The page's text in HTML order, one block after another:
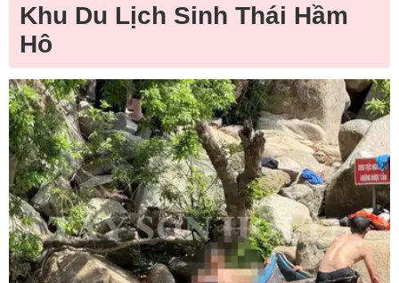
Khu Du Lịch Sinh Thái Hầm
Hô